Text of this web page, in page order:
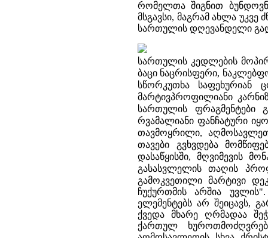
რომელთა შიგნით
მსგავსი, მაგრამ ახლა უკვე
სართულის დღევანდელი
სართულის კედლების
ბაცი ნაცრისფერი,
სწორკუთხა საფეხურიან
მარტივპროფილიანი
სართულის ფრაგმენტები
რვამალიანი ფანჩატური
თავმოყრილი,
თავები გვხვდება
დასაწყისში, მღვიმევის
გასასვლელის თაღის
გამოკვეთილი მარტივი
ჩუქურთმის არშია
ელემენტებს არ შეიცავს,
ქვედა მხარე ღრმადაა
ქართულ